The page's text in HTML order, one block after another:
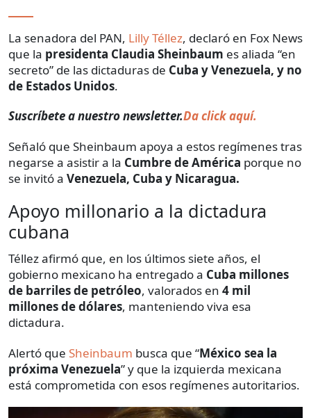
La senadora del PAN, Lilly Téllez, declaró en Fox News
que la presidenta Claudia Sheinbaum es aliada “en
secreto” de las dictaduras de Cuba y Venezuela, y no
de Estados Unidos.
Suscríbete a nuestro newsletter.Da click aquí.
Señaló que Sheinbaum apoya a estos regímenes tras
negarse a asistir a la Cumbre de América porque no
se invitó a Venezuela, Cuba y Nicaragua.
Apoyo millonario a la dictadura
cubana
Téllez afirmó que, en los últimos siete años, el
gobierno mexicano ha entregado a Cuba millones
de barriles de petróleo, valorados en 4 mil
millones de dólares, manteniendo viva esa
dictadura.
Alertó que Sheinbaum busca que “México sea la
próxima Venezuela” y que la izquierda mexicana
está comprometida con esos regímenes autoritarios.